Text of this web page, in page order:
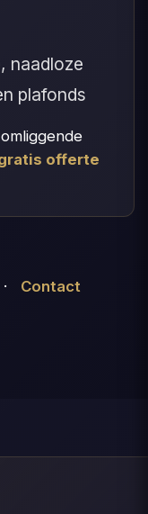
naadloze
plafonds
offerte
· Contact